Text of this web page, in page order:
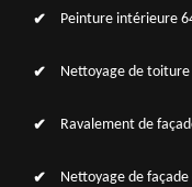
Peinture intérieure
Nettoyage de toiture
Ravalement de
Nettoyage de façade